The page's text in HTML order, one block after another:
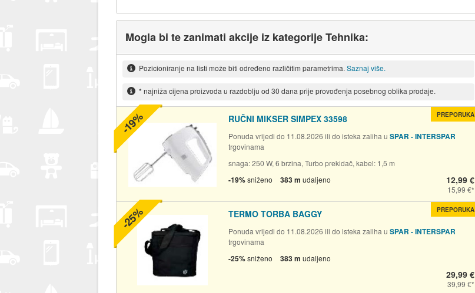
Mogla bi te zanimati akcije iz kategorije Tehnika:
Pozicioniranje na listi može biti određeno različitim parametrima. Saznaj više.
* najniža cijena proizvoda u razdoblju od 30 dana prije provođenja posebnog oblika prodaje.
RUČNI MIKSER SIMPEX 33598
Ponuda vrijedi do 11.08.2026 ili do isteka zaliha u SPAR - INTERSPAR
trgovinama
snaga: 250 W, 6 brzina, Turbo prekidač, kabel: 1,5 m
-19%sniženo 383 m udaljeno 12,99 €
15,99 €
PREPORUKA
-19%
TERMO TORBA BAGGY
Ponuda vrijedi do 11.08.2026 ili do isteka zaliha u SPAR - INTERSPAR
trgovinama
-25%sniženo 383 m udaljeno
29,99 €
39,99 €
PREPORUKA
-25%